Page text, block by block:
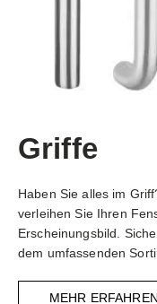
Griffe
Haben Sie alles im
verleihen Sie Ihren
Erscheinungsbild.
dem umfassenden
MEHR ERFAHREN